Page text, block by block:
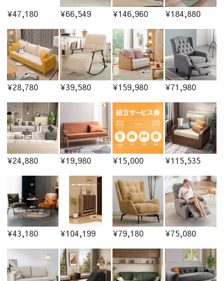
¥47,180 ¥66,549 ¥146,960 ¥184,880
¥28,780 ¥39,580 ¥159,980 ¥71,980
¥24,880 ¥19,980 ¥15,000 ¥115,535
¥43,180 ¥104,199 ¥79,180 ¥75,080